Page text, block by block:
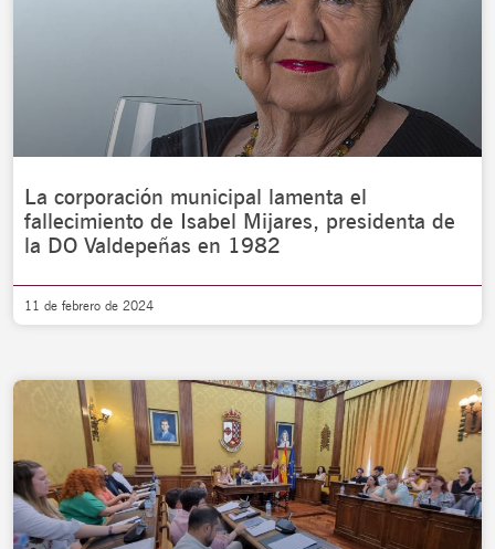
La corporación municipal lamenta el
fallecimiento de Isabel Mijares, presidenta de
la DO Valdepeñas en 1982
11 de febrero de 2024